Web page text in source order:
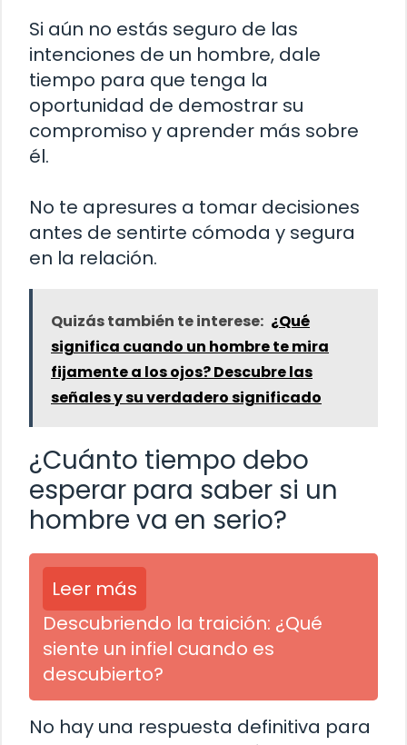
Si aún no estás seguro de las
intenciones de un hombre, dale
tiempo para que tenga la
oportunidad de demostrar su
compromiso y aprender más sobre
él.
No te apresures a tomar decisiones
antes de sentirte cómoda y segura
en la relación.
Quizás también te interese: ¿Qué
significa cuando un hombre te mira
fijamente a los ojos? Descubre las
señales y su verdadero significado
¿Cuánto tiempo debo
esperar para saber si un
hombre va en serio?
Leer más
Descubriendo la traición: ¿Qué
siente un infiel cuando es
descubierto?
No hay una respuesta definitiva para